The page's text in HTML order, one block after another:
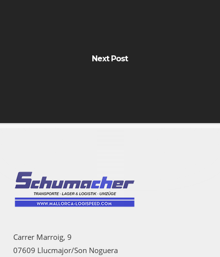
Next Post
Carrer Marroig, 9
07609 Llucmajor/Son Noguera